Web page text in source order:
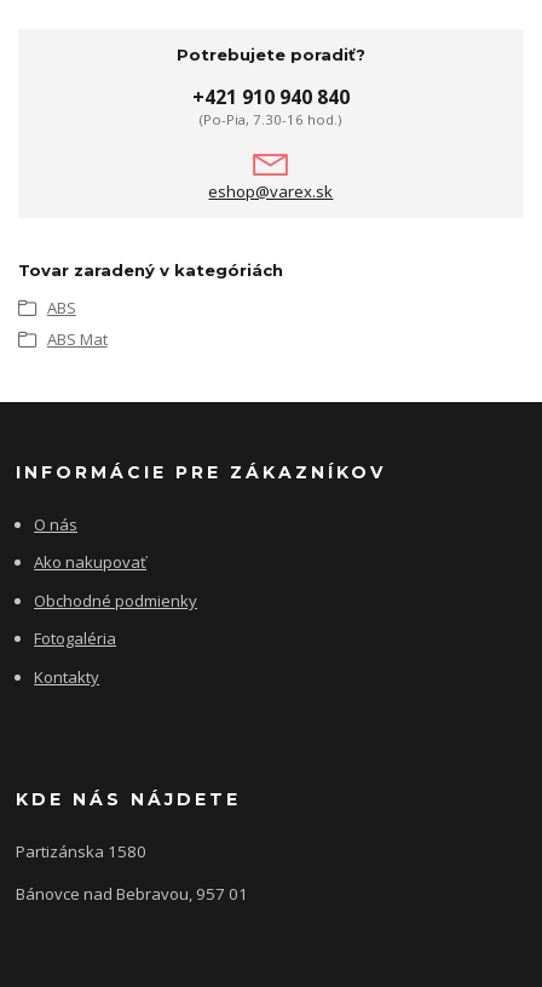
Potrebujete poradiť?
+421 910 940 840
(Po-Pia, 7.30-16 hod.)
eshop@varex.sk
Tovar zaradený v kategóriách
ABS
ABS Mat
INFORMÁCIE PRE ZÁKAZNÍKOV
O nás
Ako nakupovať
Obchodné podmienky
Fotogaléria
Kontakty
KDE NÁS NÁJDETE
Partizánska 1580
Bánovce nad Bebravou, 957 01